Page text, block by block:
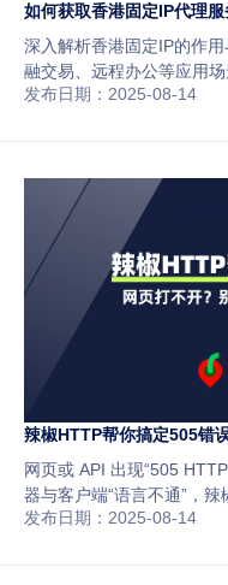
如何获取香港固定IP代理服
深入解析香港固定IP的作
融交易、远程办公等应用
并推荐辣椒HTTP，提供高
发布日期：2025-08-14
辣椒HTTP帮你搞定505错
解决！
网页或 API 出现“505
器与客户端“语言不通”，
纯净度、提供 7×24 小时客
发布日期：2025-08-14